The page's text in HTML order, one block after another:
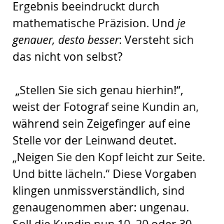
Ergebnis beeindruckt durch
mathematische Präzision. Und je
genauer, desto besser: Versteht sich
das nicht von selbst?
„Stellen Sie sich genau hierhin!“,
weist der Fotograf seine Kundin an,
während sein Zeigefinger auf eine
Stelle vor der Leinwand deutet.
„Neigen Sie den Kopf leicht zur Seite.
Und bitte lächeln.“ Diese Vorgaben
klingen unmissverständlich, sind
genaugenommen aber: ungenau.